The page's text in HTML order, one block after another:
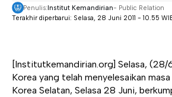
Terakhir diperbarui: Selasa, 28 Juni 2011 - 10.55
Penulis:Institut Kemandirian- Public Relation
[Institutkemandirian.org] Selasa, (28/
Korea yang telah menyelesaikan
Korea Selatan, Selasa 28 Juni,